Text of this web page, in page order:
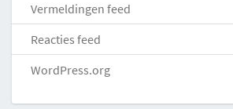
Vermeldingen feed
Reacties feed
WordPress.org